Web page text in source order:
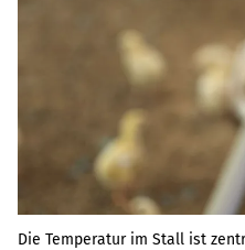
Die Temperatur im Stall ist